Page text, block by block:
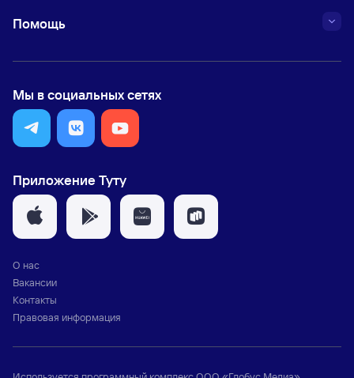
Помощь
Мы в социальных сетях
Приложение Туту
О нас
Вакансии
Контакты
Правовая информация